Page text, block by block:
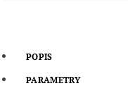
POPIS
PARAMETRY